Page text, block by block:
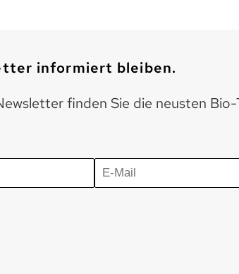
informiert bleiben.
finden Sie die neusten